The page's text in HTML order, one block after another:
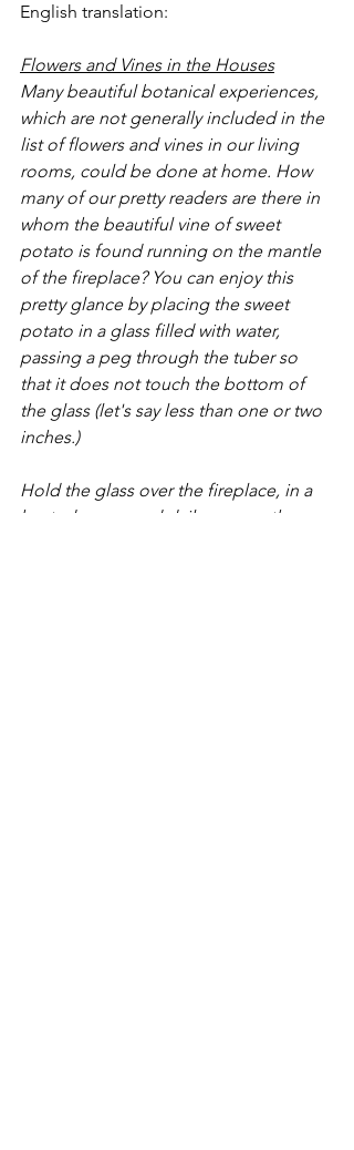
English translation:
Flowers and Vines in the Houses
Many beautiful botanical experiences,
which are not generally included in the
list of flowers and vines in our living
rooms, could be done at home. How
many of our pretty readers are there in
whom the beautiful vine of sweet
potato is found running on the mantle
of the fireplace? You can enjoy this
pretty glance by placing the sweet
potato in a glass filled with water,
passing a peg through the tuber so
that it does not touch the bottom of
the glass (let's say less than one or two
inches.)
Hold the glass over the fireplace, in a
heated room, and daily expose the